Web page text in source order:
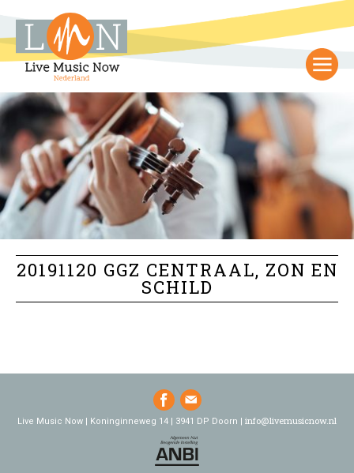
20191120 GGZ CENTRAAL, ZON EN
SCHILD
Live Music Now | Koninginneweg 14 | 3941 DP Doorn | info@livemusicnow.nl